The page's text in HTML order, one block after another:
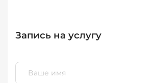
Запись на услугу